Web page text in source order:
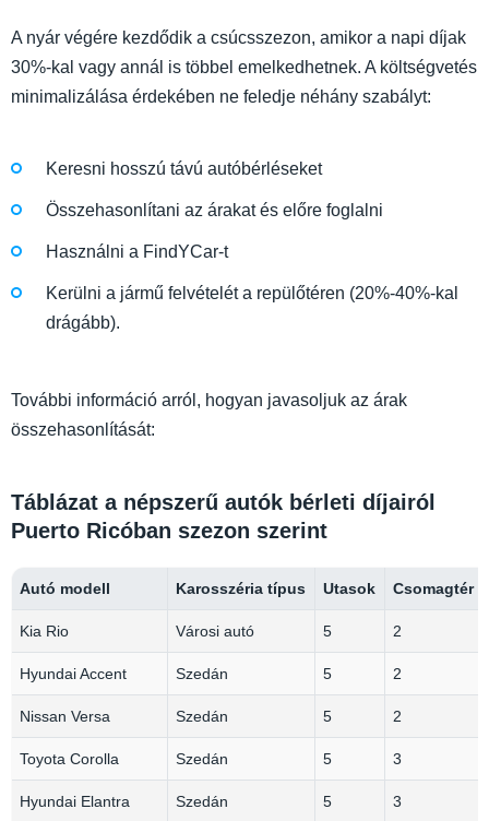
A nyár végére kezdődik a csúcsszezon, amikor a napi díjak
30%-kal vagy annál is többel emelkedhetnek. A költségvetés
minimalizálása érdekében ne feledje néhány szabályt:
Keresni hosszú távú autóbérléseket
Összehasonlítani az árakat és előre foglalni
Használni a FindYCar-t
Kerülni a jármű felvételét a repülőtéren (20%-40%-kal
drágább).
További információ arról, hogyan javasoljuk az árak
összehasonlítását:
Táblázat a népszerű autók bérleti díjairól
Puerto Ricóban szezon szerint
Autó modell Karosszéria típus Utasok Csomagtér
Kia Rio Városi autó 5 2
Hyundai Accent Szedán 5 2
Nissan Versa Szedán 5 2
Toyota Corolla Szedán 5 3
Hyundai Elantra Szedán 5 3